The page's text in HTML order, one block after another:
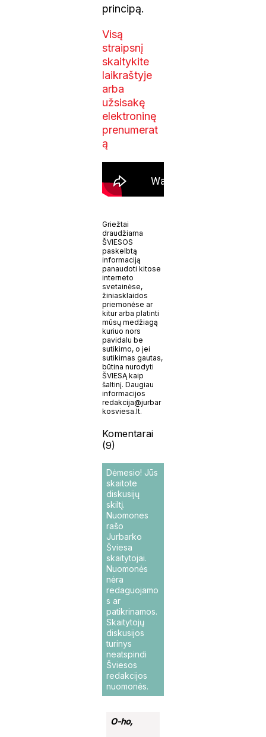
principą.
Visą
straipsnį
skaitykite
laikraštyje
arba
užsisakę
elektroninę
prenumerat
ą
Griežtai
draudžiama
ŠVIESOS
paskelbtą
informaciją
panaudoti kitose
interneto
svetainėse,
žiniasklaidos
priemonėse ar
kitur arba platinti
mūsų medžiagą
kuriuo nors
pavidalu be
sutikimo, o jei
sutikimas gautas,
būtina nurodyti
ŠVIESĄ kaip
šaltinį. Daugiau
informacijos
redakcija@jurbar
kosviesa.lt.
Komentarai
(9)
Dėmesio! Jūs
skaitote
diskusijų
skiltį.
Nuomones
rašo
Jurbarko
Šviesa
skaitytojai.
Nuomonės
nėra
redaguojamo
s ar
patikrinamos.
Skaitytojų
diskusijos
turinys
neatspindi
Šviesos
redakcijos
nuomonės.
O-ho,